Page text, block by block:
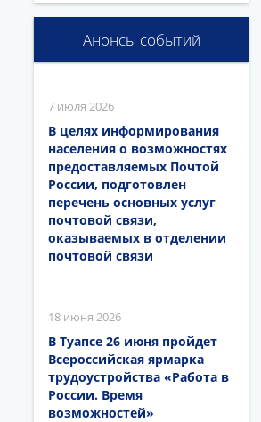
Анонсы событий
7 июля 2026
В целях информирования
населения о возможностях
предоставляемых Почтой
России, подготовлен
перечень основных услуг
почтовой связи,
оказываемых в отделении
почтовой связи
18 июня 2026
В Туапсе 26 июня пройдет
Всероссийская ярмарка
трудоустройства «Работа в
России. Время
возможностей»